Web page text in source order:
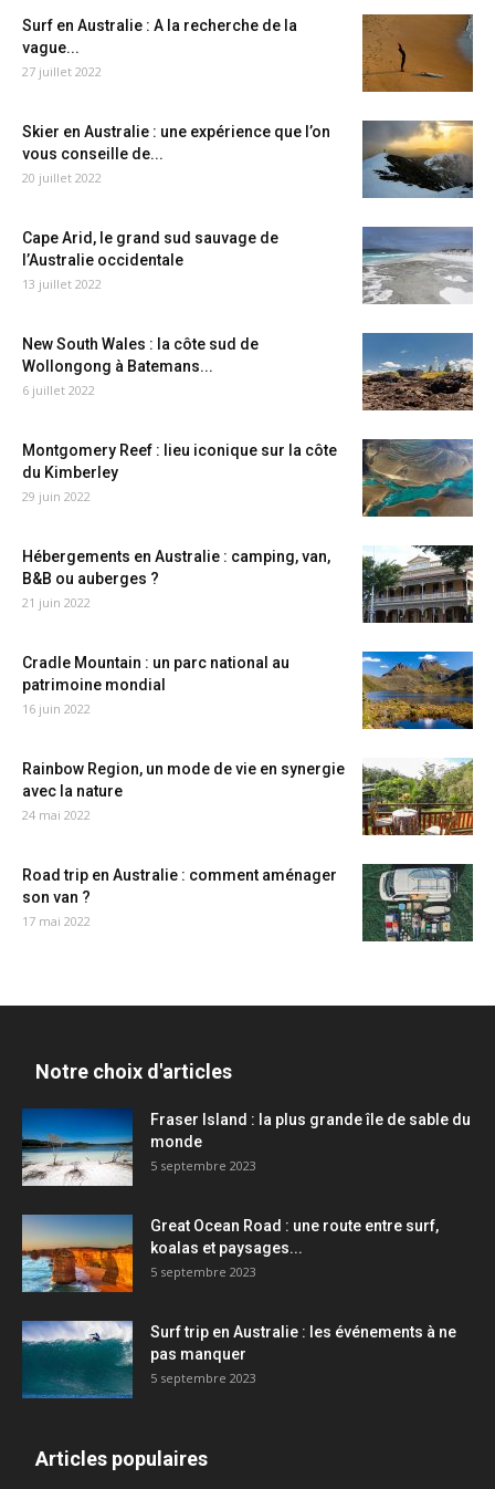
Surf en Australie : A la recherche de la
vague...
27 juillet 2022
Skier en Australie : une expérience que l’on
vous conseille de...
20 juillet 2022
Cape Arid, le grand sud sauvage de
l’Australie occidentale
13 juillet 2022
New South Wales : la côte sud de
Wollongong à Batemans...
6 juillet 2022
Montgomery Reef : lieu iconique sur la côte
du Kimberley
29 juin 2022
Hébergements en Australie : camping, van,
B&B ou auberges ?
21 juin 2022
Cradle Mountain : un parc national au
patrimoine mondial
16 juin 2022
Rainbow Region, un mode de vie en synergie
avec la nature
24 mai 2022
Road trip en Australie : comment aménager
son van ?
17 mai 2022
Notre choix d'articles
Fraser Island : la plus grande île de sable du
monde
5 septembre 2023
Great Ocean Road : une route entre surf,
koalas et paysages...
5 septembre 2023
Surf trip en Australie : les événements à ne
pas manquer
5 septembre 2023
Articles populaires